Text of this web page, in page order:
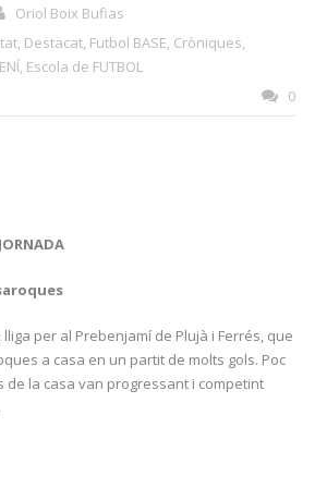
Oriol Boix Bufias
, Destacat, Futbol BASE, Cròniques,
, Escola de FUTBOL
0
per al Prebenjamí de Plujà i Ferrés, que
a casa en un partit de molts gols. Poc
de la casa van progressant i competint